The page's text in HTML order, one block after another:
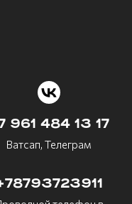
961 484 13 17
Ватсап, Телеграм